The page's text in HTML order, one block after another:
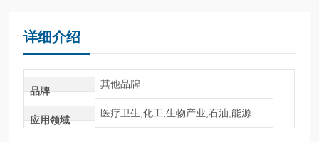
详细介绍
品牌
其他品牌
应用领域
医疗卫生,化工,生物产业,石油,能源